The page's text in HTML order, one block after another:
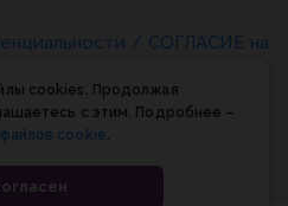
/ СОГЛАСИЕ на
использовании cookie-файлов
cookies. Продолжая
с этим. Подробнее –
cookie.